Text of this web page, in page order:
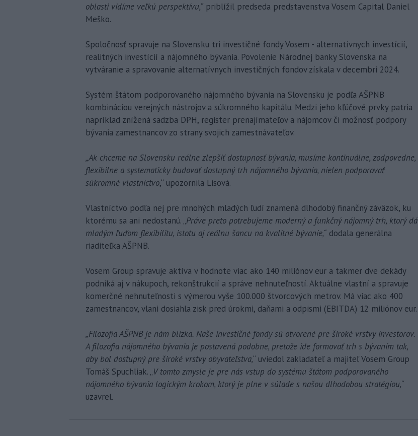
oblasti vidíme veľkú perspektívu,“ priblížil predseda predstavenstva Vosem Capital Daniel
Meško.
Spoločnosť spravuje na Slovensku tri investičné fondy Vosem - alternatívnych investícií,
realitných investícií a nájomného bývania. Povolenie Národnej banky Slovenska na
vytváranie a spravovanie alternatívnych investičných fondov získala v decembri 2024.
Systém štátom podporovaného nájomného bývania na Slovensku je podľa AŠPNB
kombináciou verejných nástrojov a súkromného kapitálu. Medzi jeho kľúčové prvky patria
napríklad znížená sadzba DPH, register prenajímateľov a nájomcov či možnosť podpory
bývania zamestnancov zo strany svojich zamestnávateľov.
„Ak chceme na Slovensku reálne zlepšiť dostupnosť bývania, musíme kontinuálne, zodpovedne,
flexibilne a systematicky budovať dostupný trh nájomného bývania, nielen podporovať
súkromné vlastníctvo,“ upozornila Lisová.
Vlastníctvo podľa nej pre mnohých mladých ľudí znamená dlhodobý finančný záväzok, ku
ktorému sa ani nedostanú. „Práve preto potrebujeme moderný a funkčný nájomný trh, ktorý dá
mladým ľuďom flexibilitu, istotu aj reálnu šancu na kvalitné bývanie,“ dodala generálna
riaditeľka AŠPNB.
Vosem Group spravuje aktíva v hodnote viac ako 140 miliónov eur a takmer dve dekády
podniká aj v nákupoch, rekonštrukcií a správe nehnuteľností. Aktuálne vlastní a spravuje
komerčné nehnuteľnosti s výmerou vyše 100.000 štvorcových metrov. Má viac ako 400
zamestnancov, vlani dosiahla zisk pred úrokmi, daňami a odpismi (EBITDA) 12 miliónov eur.
„Filozofia AŠPNB je nám blízka. Naše investičné fondy sú otvorené pre široké vrstvy investorov.
A filozofia nájomného bývania je postavená podobne, pretože ide formovať trh s bývaním tak,
aby bol dostupný pre široké vrstvy obyvateľstva,“ uviedol zakladateľ a majiteľ Vosem Group
Tomáš Spuchliak. „V tomto zmysle je pre nás vstup do systému štátom podporovaného
nájomného bývania logickým krokom, ktorý je plne v súlade s našou dlhodobou stratégiou,“
uzavrel.